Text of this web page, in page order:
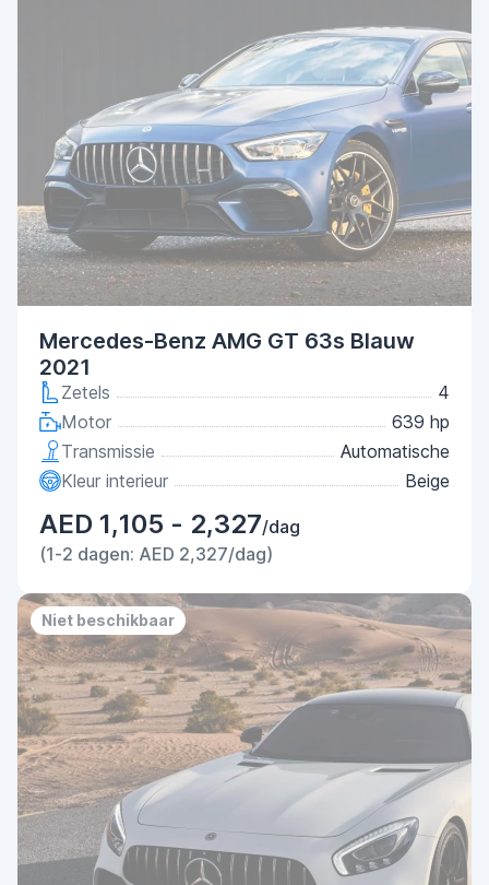
Mercedes-Benz AMG GT 63s Blauw
2021
Zetels
4
Motor
639 hp
Transmissie
Automatische
Kleur interieur
Beige
AED 1,105 - 2,327/dag
(1-2 dagen: AED 2,327/dag)
Niet beschikbaar